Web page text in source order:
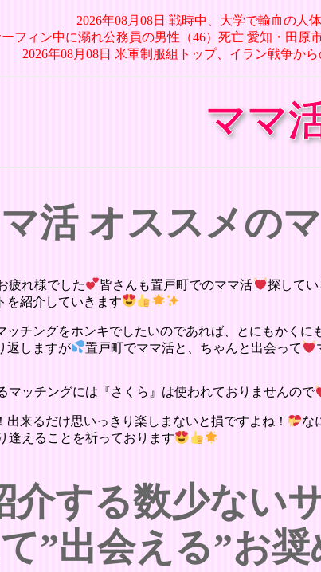
2026年08月08日 戦時中、大学で輸血の人
ーフィン中に溺れ公務員の男性（46）死亡 愛知・田
2026年08月08日 米軍制服組トップ、イラン戦争か
ママ
活 オススメの
疲れ様でした 皆さんも置戸町でのママ活 探してい
を紹介していきます
ッチングをホンキでしたいのであれば、とにもかく
返しますが
置戸町でママ活と、ちゃんと出会って
マッチングには『さくら』は使われておりませんので
来るだけ思いっきり楽しまないと損ですよね！ な
逢えることを祈っております
介する数少ない
”出会える”お